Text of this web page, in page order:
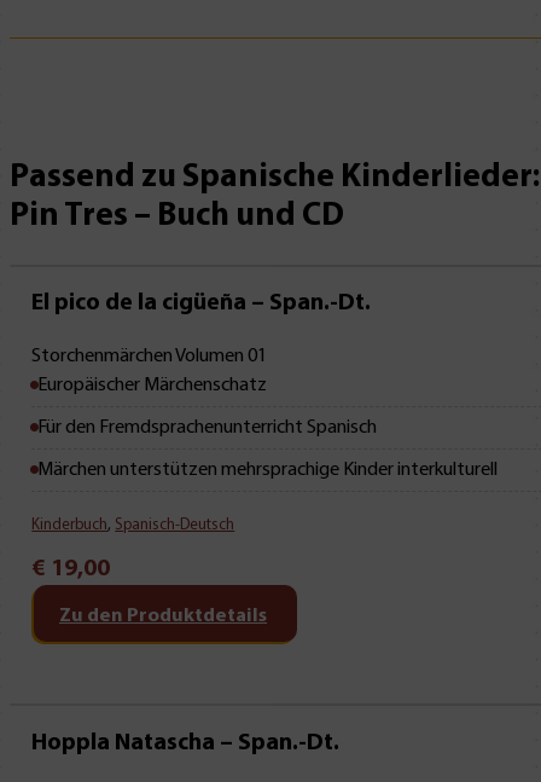
Passend zu Spanische
Pin Tres – Buch und CD
Mit Leseprobe!
El pico de la cigüeña – Span.-Dt.
Storchenmärchen Volumen 01
Europäischer Märchenschatz
Für den Fremdsprachenunterricht Spanisch
Märchen unterstützen mehrsprachige Kinder interkulturell
Kinderbuch, Spanisch-Deutsch
€ 19,00
Zu den Produktdetails
Hoppla Natascha – Span.-Dt.